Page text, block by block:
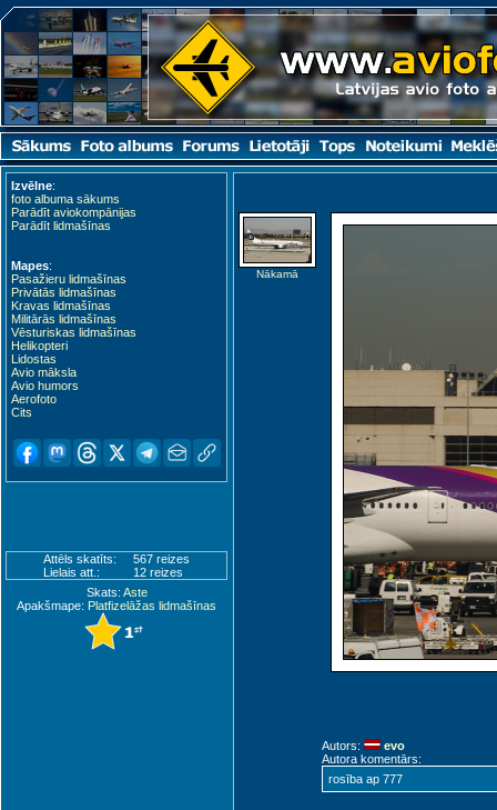
Izvēlne:
foto albuma sākums
Parādīt aviokompānijas
Parādīt lidmašīnas
Mapes:
Pasažieru lidmašīnas
Privātās lidmašīnas
Kravas lidmašīnas
Militārās lidmašīnas
Vēsturiskas lidmašīnas
Helikopteri
Lidostas
Avio māksla
Avio humors
Aerofoto
Cits
Attēls skatīts:
567 reizes
Lielais att.:
12 reizes
Skats: Aste
Apakšmape: Platfizelāžas lidmašīnas
Nākamā
Autors:
evo
Autora komentārs:
rosība ap 777